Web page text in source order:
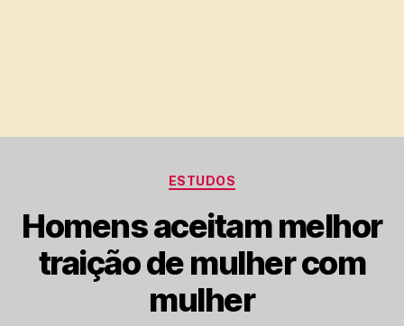
Categorias
ESTUDOS
Homens aceitam melhor
traição de mulher com
mulher